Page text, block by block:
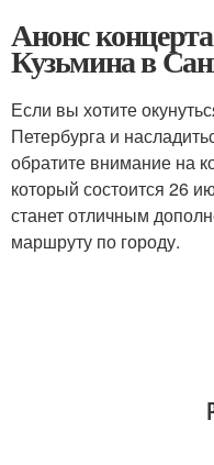
Анонс
Кузьмина в
Если вы хотите
Петербурга и
обратите внимание на
который состоится 26
станет отличным
маршруту по городу.